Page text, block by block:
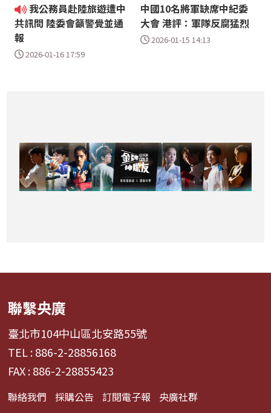
我公務員赴陸旅遊遭中
共訊問 陸委會籲警覺並通
報
2026-01-16 17:59
中國10名將軍缺席中紀委
大會 港評：軍隊反腐猛烈
2026-01-15 14:13
聯繫央廣
臺北市104中山區北安路55號
TEL : 886-2-28856168
FAX : 886-2-28855423
聯絡我們 採購公告 訂閱電子報 央廣社群